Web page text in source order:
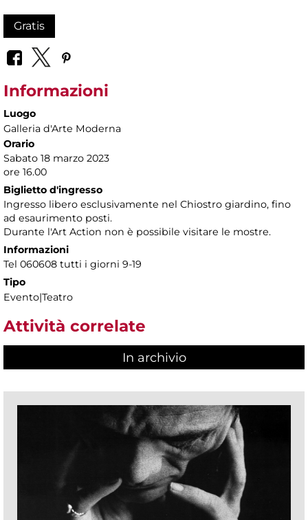
Gratis
Informazioni
Luogo
Galleria d'Arte Moderna
Orario
Sabato 18 marzo 2023
ore 16.00
Biglietto d'ingresso
Ingresso libero esclusivamente nel Chiostro giardino, fino
ad esaurimento posti.
Durante l'Art Action non è possibile visitare le mostre.
Informazioni
Tel 060608 tutti i giorni 9-19
Tipo
Evento|Teatro
Attività correlate
In archivio